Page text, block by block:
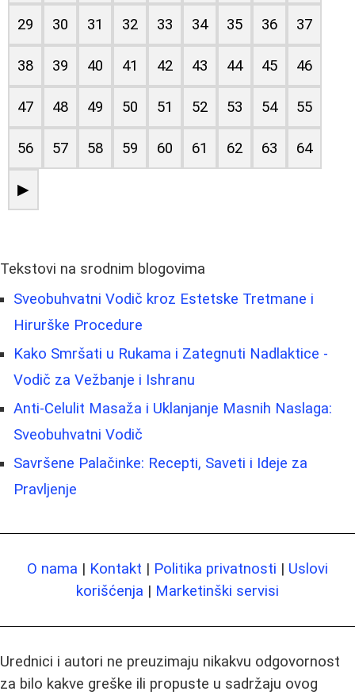
29 30 31 32 33 34 35 36 37
38 39 40 41 42 43 44 45 46
47 48 49 50 51 52 53 54 55
56 57 58 59 60 61 62 63 64
▶
Tekstovi na srodnim blogovima
Sveobuhvatni Vodič kroz Estetske Tretmane i
Hirurške Procedure
Kako Smršati u Rukama i Zategnuti Nadlaktice -
Vodič za Vežbanje i Ishranu
Anti-Celulit Masaža i Uklanjanje Masnih Naslaga:
Sveobuhvatni Vodič
Savršene Palačinke: Recepti, Saveti i Ideje za
Pravljenje
O nama | Kontakt | Politika privatnosti | Uslovi
korišćenja | Marketinški servisi
Urednici i autori ne preuzimaju nikakvu odgovornost
za bilo kakve greške ili propuste u sadržaju ovog